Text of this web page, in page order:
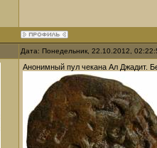
Дата: Понедельник, 22.10.2012,
Анонимный пул чекана Ал Джадит.